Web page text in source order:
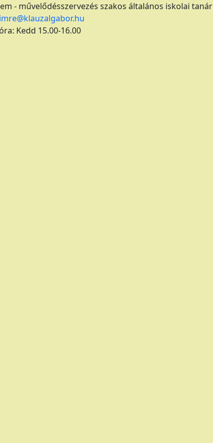
- művelődésszervezés szakos általános iskolai tanár
Kedd 15.00-16.00